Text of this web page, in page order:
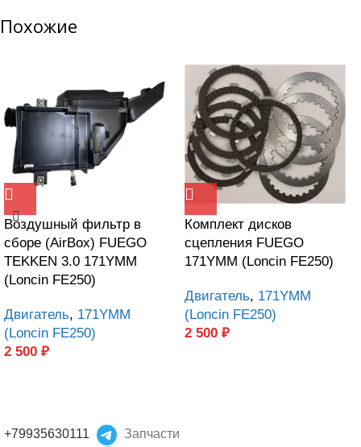
Похожие
Воздушный фильтр в
сборе (AirBox) FUEGO
TEKKEN 3.0 171YMM
(Loncin FE250)
Двигатель, 171YMM
(Loncin FE250)
2 500 ₽
Комплект дисков
сцепления FUEGO
171YMM (Loncin FE250)
Двигатель, 171YMM
(Loncin FE250)
2 500 ₽
+79935630111
Запчасти